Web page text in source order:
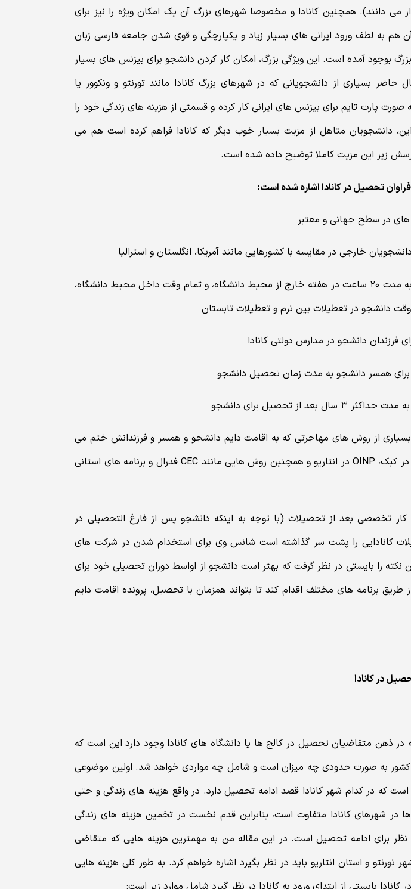
می دانند). همچنین کانادا و مخصوصا شهرهای بزرگ آن یک امکان ویژه را نیز برای
هم به لطف ورود ایرانی های بسیار زیاد و یکپارچگی و قوی شدن جامعه فارسی زبان
بوجود آمده است. این ویژگی بزرگ، امکان کار کردن دانشجو برای بیزنس های بسیار
حاضر بسیاری از دانشجویانی که در شهرهای بزرگ کانادا مانند تورنتو و ونکوور یا
پارت تایم برای بیزنس های ایرانی کار کرده و قسمتی از هزینه های زندگی خود را
دانشجویان متاهل از مزیت بسیار خوب دیگر که کانادا فراهم کرده است هم می
زیر این مزیت کاملا توضیح داده شده است.
تحصیل در کانادا اشاره شده است:
3- امکان کار برای دانشجو به مدت ۲۰ ساعت در هفته خارج از محیط دانشگاه، و تمام وقت داخل محیط دانشگاه،
دانشجو در تعطیلات بین ترم و تعطیلات تابستان
از روش های مهاجرتی که به اقامت دایم دانشجو و همسر و فرزندانش ختم می
شود مانند روش های PEQ در کبک، OINP در انتاریو و همچنین روش هایی مانند CEC فدرال و برنامه های استانی
کار تخصصی بعد از تحصیلات (با توجه به اینکه دانشجو پس از فارغ التحصیلی در
کانادایی را پشت سر گذاشته است شانس وی برای استخدام شدن در شرکت های
نکته را بایستی در نظر گرفت که بهتر است دانشجو از اواسط دوران تحصیلی خود برای
طریق برنامه های مختلف اقدام کند تا بتواند همزمان با تحصیل، پرونده اقامت دایم
در کانادا
در ذهن متقاضیان تحصیل در کالج ها یا دانشگاه های کانادا وجود دارد این است که
به صورت حدودی چه میزان است و شامل چه مواردی خواهد شد. اولین موضوعی
است که در کدام شهر کانادا قصد ادامه تحصیل دارد. در واقع هزینه های زندگی و حتی
در شهرهای کانادا متفاوت است، بنابراین قدم نخست در تخمین هزینه های زندگی
نظر برای ادامه تحصیل است. در این مقاله من به مهمترین هزینه هایی که متقاضی
تورنتو و استان انتاریو باید در نظر بگیرد اشاره خواهم کرد. به طور کلی هزینه هایی